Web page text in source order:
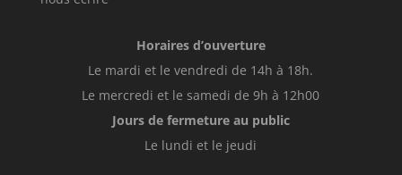
Horaires d’ouverture
Le mardi et le vendredi de 14h à 18h.
Le mercredi et le samedi de 9h à 12h00
Jours de fermeture au public
Le lundi et le jeudi